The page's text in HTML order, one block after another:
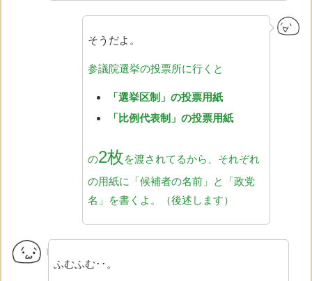
そうだよ。
参議院選挙の投票所に行くと
「選挙区制」の投票用紙
「比例代表制」の投票用紙
の2枚を渡されてるから、それぞれ
の用紙に「候補者の名前」と「政党
名」を書くよ。（後述します）
ふむふむ･･。